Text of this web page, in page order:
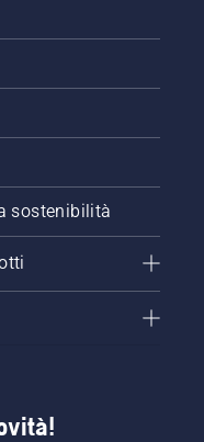
sostenibilità